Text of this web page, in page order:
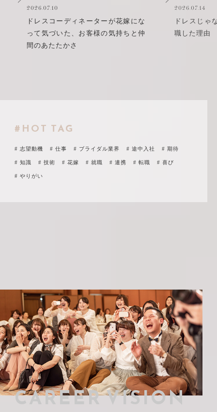
2026.07.14
ドレスじゃなく、″人″に惹かれて転
職した理由
#HOT TAG
# 志望動機 # 仕事 # ブライダル業界 # 途中入社 # 期待
# 知識 # 技術 # 花嫁 # 就職 # 連携 # 転職 # 喜び
# やりがい
CAREER VISION